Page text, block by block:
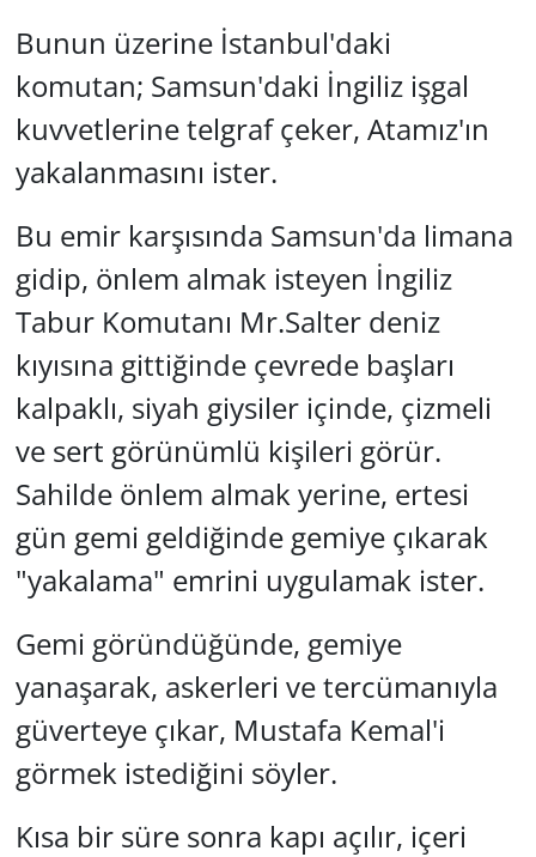
Bunun üzerine İstanbul'daki
komutan; Samsun'daki İngiliz işgal
kuvvetlerine telgraf çeker, Atamız'ın
yakalanmasını ister.
Bu emir karşısında Samsun'da limana
gidip, önlem almak isteyen İngiliz
Tabur Komutanı Mr.Salter deniz
kıyısına gittiğinde çevrede başları
kalpaklı, siyah giysiler içinde, çizmeli
ve sert görünümlü kişileri görür.
Sahilde önlem almak yerine, ertesi
gün gemi geldiğinde gemiye çıkarak
"yakalama" emrini uygulamak ister.
Gemi göründüğünde, gemiye
yanaşarak, askerleri ve tercümanıyla
güverteye çıkar, Mustafa Kemal'i
görmek istediğini söyler.
Kısa bir süre sonra kapı açılır, içeri